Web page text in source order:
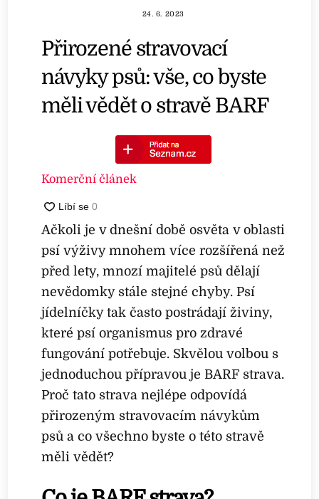
24. 6. 2023
Přirozené stravovací
návyky psů: vše, co byste
měli vědět o stravě BARF
Komerční článek
Ačkoli je v dnešní době osvěta v oblasti
psí výživy mnohem více rozšířená než
před lety, mnozí majitelé psů dělají
nevědomky stále stejné chyby. Psí
jídelníčky tak často postrádají živiny,
které psí organismus pro zdravé
fungování potřebuje. Skvělou volbou s
jednoduchou přípravou je BARF strava.
Proč tato strava nejlépe odpovídá
přirozeným stravovacím návykům
psů a co všechno byste o této stravě
měli vědět?